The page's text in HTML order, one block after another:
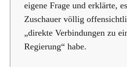
eigene Frage und erklärte,
Zuschauer völlig
„direkte Verbindungen zu
Regierung“ habe.